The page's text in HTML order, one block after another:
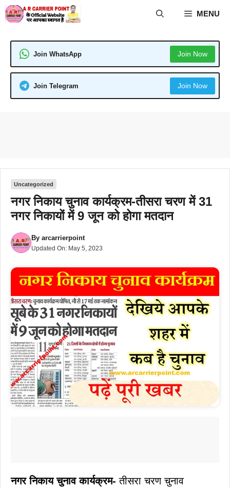
Skip
to
MENU
Join WhatsApp Join Now
Join Telegram Join Now
Uncategorized
नगर निकाय चुनाव कार्यक्रम-तीसरा चरण में 31
नगर निकायों में 9 जून को होगा मतदान
By arcarrierpoint
Updated On: May 5, 2023
नगर निकाय चुनाव कार्यक्रम- तीसरा चरण चुनाव